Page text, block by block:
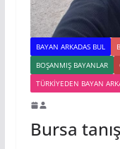
BAYAN ARKADAS BUL
BOŞANMIŞ BAYANLAR
TÜRKIYEDEN BAYAN
Bursa